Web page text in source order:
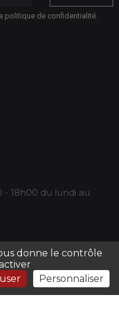
politique de confidentialité.
- 18h00 du lundi au
-Mentions légales
de ventes
donne le contrôle
Personnaliser